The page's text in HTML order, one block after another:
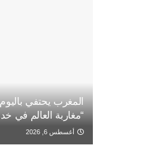
المغرب يحتفي
“مغاربة العالم في
أغسطس 6, 2026